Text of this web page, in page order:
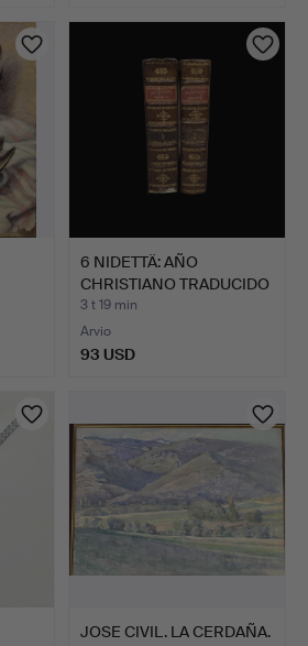
6 NIDETTÄ: AÑO
CHRISTIANO TRADUCIDO
POR DR…
3 t 19 min
Arvio
93 USD
JOSE CIVIL. LA CERDAÑA.